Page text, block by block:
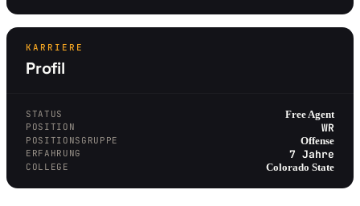
KARRIERE
Profil
STATUS Free Agent
POSITION WR
POSITIONSGRUPPE Offense
ERFAHRUNG 7 Jahre
COLLEGE Colorado State